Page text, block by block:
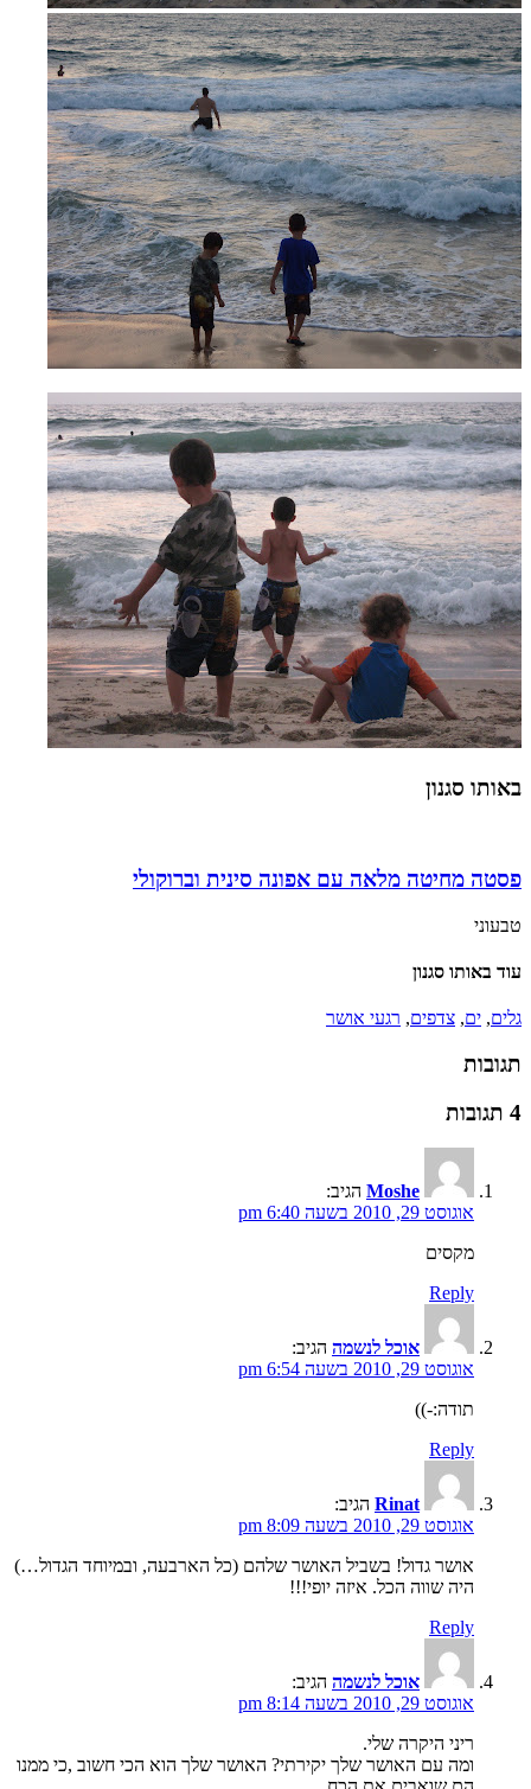
באותו סגנון
פסטה מחיטה מלאה עם אפונה סינית וברוקולי
טבעוני
עוד באותו סגנון
גלים, ים, צדפים, רגעי אושר
תגובות
4 תגובות
Moshe הגיב:
אוגוסט 29, 2010 בשעה 6:40 pm
מקסים
Reply
אוכל לנשמה הגיב:
אוגוסט 29, 2010 בשעה 6:54 pm
תודה:-))
Reply
Rinat הגיב:
אוגוסט 29, 2010 בשעה 8:09 pm
אושר גדול! בשביל האושר שלהם (כל הארבעה, ובמיוחד הגדול…)
היה שווה הכל. איזה יופי!!!
Reply
אוכל לנשמה הגיב:
אוגוסט 29, 2010 בשעה 8:14 pm
ריני היקרה שלי.
ומה עם האושר שלך יקירתי? האושר שלך הוא הכי חשוב ,כי ממנו